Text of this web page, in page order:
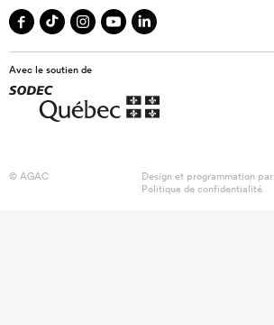
Avec le soutien de
© AGAC Design et programmation par
Politique de confidentialité